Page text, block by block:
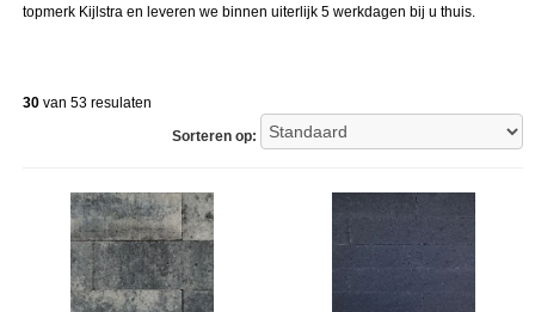
topmerk Kijlstra en leveren we binnen uiterlijk 5 werkdagen bij u thuis.
30van 53 resulaten
Sorteren op: